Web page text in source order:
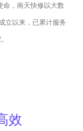
命，南天快修以大数
立以来，已累计服务
效